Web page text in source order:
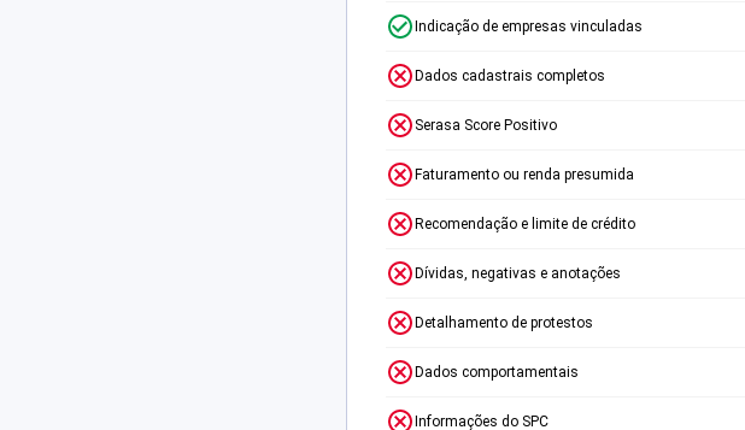
Indicação de empresas vinculadas
Dados cadastrais completos
Serasa Score Positivo
Faturamento ou renda presumida
Recomendação e limite de crédito
Dívidas, negativas e anotações
Detalhamento de protestos
Dados comportamentais
Informações do SPC